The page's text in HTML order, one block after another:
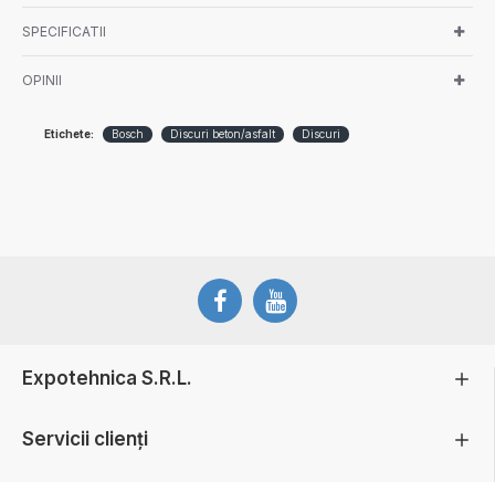
SPECIFICATII
OPINII
Etichete: Bosch Discuri beton/asfalt Discuri
Expotehnica S.R.L.
Servicii clienți